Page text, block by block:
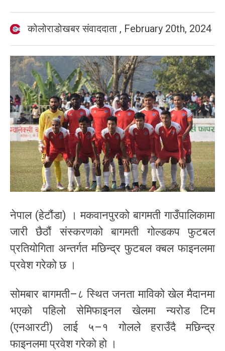
कोलोराडोखबर संवाददाता , February 20th, 2024
नेपाल (हेटौंडा) । मकवानपुरको बागमती गाउँपालिकामा
जारी छैठौं संस्करणको बागमती गोल्डकप फुटबल
प्रतियोगिता अन्तर्गत मछिन्द्र फुटबल क्बल फाइनलमा
प्रवेश गरेको छ ।
सोमबार बागमती–८ स्थित जनता माविको खेल मैदानमा
भएको पहिलो सेमिफाइनल खेलमा न्यरोड टिम
(एनआरटी) लाई ५–१ गोलले हराउँदै मछिन्द्र
फाइनलमा प्रवेश गरेको हो ।